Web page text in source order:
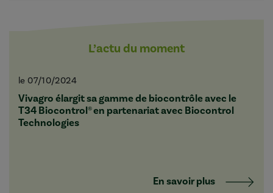
L’actu du moment
le 07/10/2024
Vivagro élargit sa gamme de biocontrôle avec le
T34 Biocontrol® en partenariat avec Biocontrol
Technologies
En savoir plus